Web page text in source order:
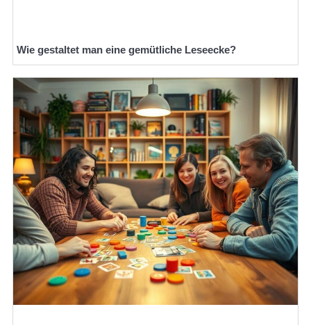
Wie gestaltet man eine gemütliche Leseecke?